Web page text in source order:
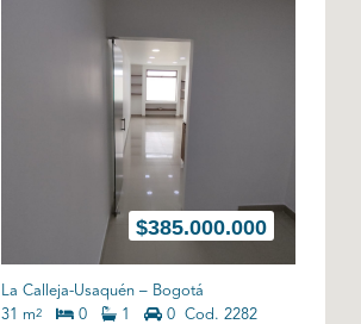
$385.000.000
La Calleja-Usaquén – Bogotá
31 m2 0 1 0Cod. 2282